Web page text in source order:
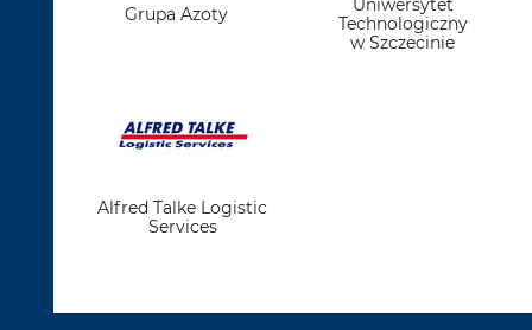
Grupa Azoty
Uniwersytet
Technologiczny
w Szczecinie
Alfred Talke Logistic
Services